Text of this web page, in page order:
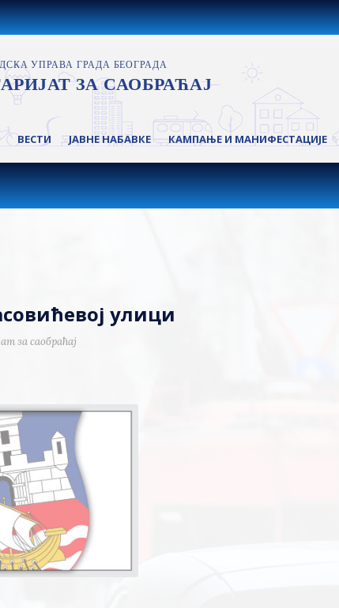
ВЕСТИ ЈАВНЕ НАБАВКЕ КАМПАЊЕ И МАНИФЕСТАЦИЈЕ
улици
за саобраћај